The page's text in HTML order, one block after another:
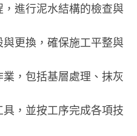
進行泥水結構的檢查與
更換，確保施工平整與
，包括基層處理、抹灰
，並按工序完成各項技